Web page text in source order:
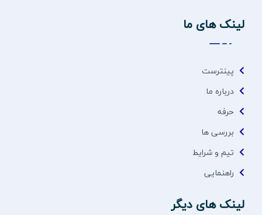
لینک های ما
پینترست
درباره ما
حرفه
بررسی ها
تیم و شرایط
راهنمایی
لینک های دیگر